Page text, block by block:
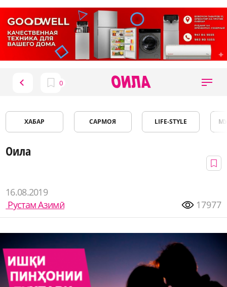
ХАБАР САРМОЯ LIFE-STYLE
Оила
16.08.2019
Рустам Азимӣ
17977